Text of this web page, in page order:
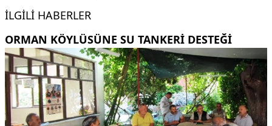
İLGILI HABERLER
ORMAN KÖYLÜSÜNE SU TANKERİ DESTEĞİ